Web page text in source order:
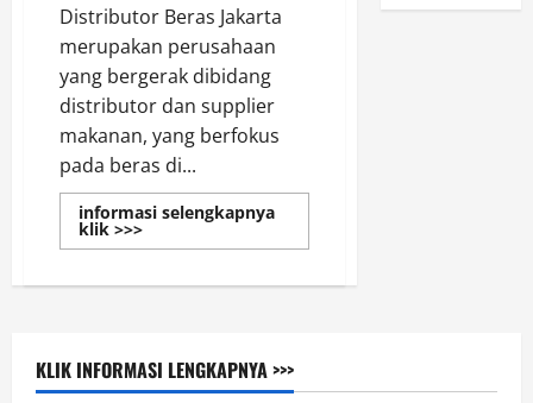
Distributor Beras Jakarta
merupakan perusahaan
yang bergerak dibidang
distributor dan supplier
makanan, yang berfokus
pada beras di...
informasi selengkapnya
klik >>>Read
more
&
Jakarta
KLIK INFORMASI LENGKAPNYA >>>